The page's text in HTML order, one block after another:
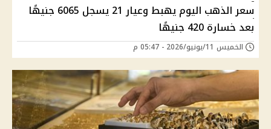
سعر الذهب اليوم يهبط وعيار 21 يسجل 6065 جنيهًا
بعد خسارة 420 جنيهًا
الخميس 11/يونيو/2026 - 05:47 م